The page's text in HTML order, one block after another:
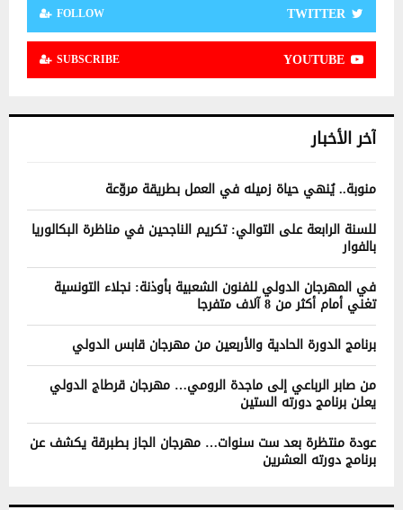
TWITTER
FOLLOW
YOUTUBE
SUBSCRIBE
آخر الأخبار
منوبة.. يُنهي حياة زميله في العمل بطريقة مروّعة
للسنة الرابعة على التوالي: تكريم الناجحين في مناظرة البكالوريا
بالفوار
في المهرجان الدولي للفنون الشعبية بأوذنة: نجلاء التونسية
تغني أمام أكثر من 8 آلاف متفرجا
برنامج الدورة الحادية والأربعين من مهرجان قابس الدولي
من صابر الرباعي إلى ماجدة الرومي… مهرجان قرطاج الدولي
يعلن برنامج دورته الستين
عودة منتظرة بعد ست سنوات… مهرجان الجاز بطبرقة يكشف عن
برنامج دورته العشرين